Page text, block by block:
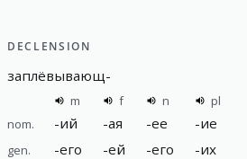
DECLENSION
заплёвывающ-
m f n
pl
nom.
-ий -ая -ее -ие
gen. -его -ей -его -их